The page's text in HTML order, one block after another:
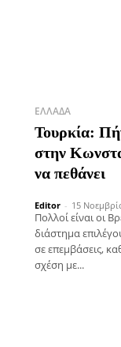
ΕΛΛΆΔΑ
Τουρκία:
στην
να πεθάνει
Editor - 15
Πολλοί είναι οι
διάστημα
σε επεμβάσεις,
σχέση με...